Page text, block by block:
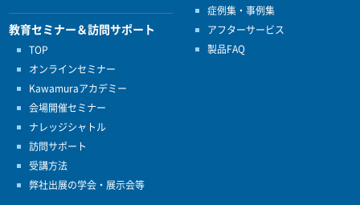
教育セミナー＆訪問サポート
TOP
オンラインセミナー
Kawamuraアカデミー
会場開催セミナー
ナレッジシャトル
訪問サポート
受講方法
弊社出展の学会・展示会等
症例集・事例集
アフターサービス
製品FAQ